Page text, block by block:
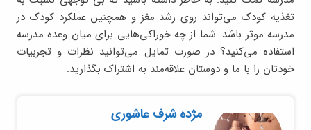
تغذیه کودک می‌تواند روی رشد مغز و همچنین عملکرد کودک در
مدرسه موثر باشد. شما از چه خوراکی‌هایی برای میان وعده مدرسه
استفاده می‌کنید؟ در صورت تمایل می‌توانید نظرات و تجربیات
خودتان را با ما و دوستان علاقه‌مند به اشتراک بگذارید.
مژده شرف عاشوری